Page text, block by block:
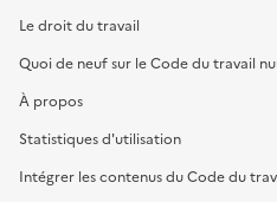
Le droit du travail
Quoi de neuf sur le Code du travail
À propos
Statistiques d'utilisation
Intégrer les contenus du Code du